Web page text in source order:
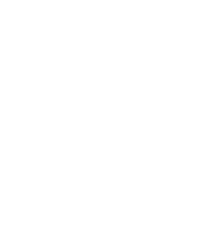
alla spiaggia
diretto a un'area spiaggia privata, a
un angolo sereno ed esclusivo dove